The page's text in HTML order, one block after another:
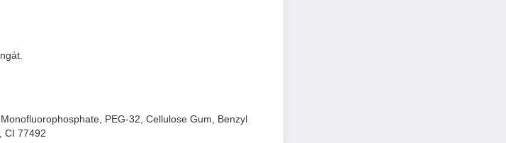
PEG-32, Cellulose Gum, Benzyl
CI 77492